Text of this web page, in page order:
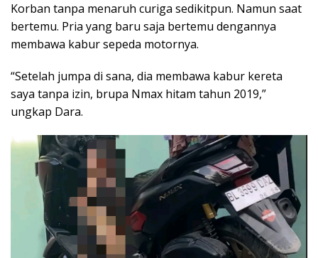
Korban tanpa menaruh curiga sedikitpun. Namun saat
bertemu. Pria yang baru saja bertemu dengannya
membawa kabur sepeda motornya.
“Setelah jumpa di sana, dia membawa kabur kereta
saya tanpa izin, brupa Nmax hitam tahun 2019,”
ungkap Dara.